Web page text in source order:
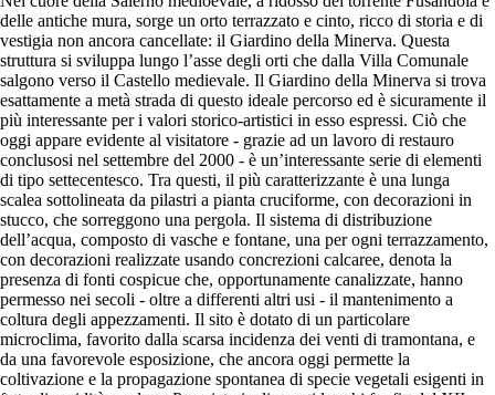
delle antiche mura, sorge un orto terrazzato e cinto, ricco di storia e di
vestigia non ancora cancellate: il Giardino della Minerva. Questa
struttura si sviluppa lungo l’asse degli orti che dalla Villa Comunale
salgono verso il Castello medievale. Il Giardino della Minerva si trova
esattamente a metà strada di questo ideale percorso ed è sicuramente il
più interessante per i valori storico-artistici in esso espressi. Ciò che
oggi appare evidente al visitatore - grazie ad un lavoro di restauro
conclusosi nel settembre del 2000 - è un’interessante serie di elementi
di tipo settecentesco. Tra questi, il più caratterizzante è una lunga
scalea sottolineata da pilastri a pianta cruciforme, con decorazioni in
stucco, che sorreggono una pergola. Il sistema di distribuzione
dell’acqua, composto di vasche e fontane, una per ogni terrazzamento,
con decorazioni realizzate usando concrezioni calcaree, denota la
presenza di fonti cospicue che, opportunamente canalizzate, hanno
permesso nei secoli - oltre a differenti altri usi - il mantenimento a
coltura degli appezzamenti. Il sito è dotato di un particolare
microclima, favorito dalla scarsa incidenza dei venti di tramontana, e
da una favorevole esposizione, che ancora oggi permette la
coltivazione e la propagazione spontanea di specie vegetali esigenti in